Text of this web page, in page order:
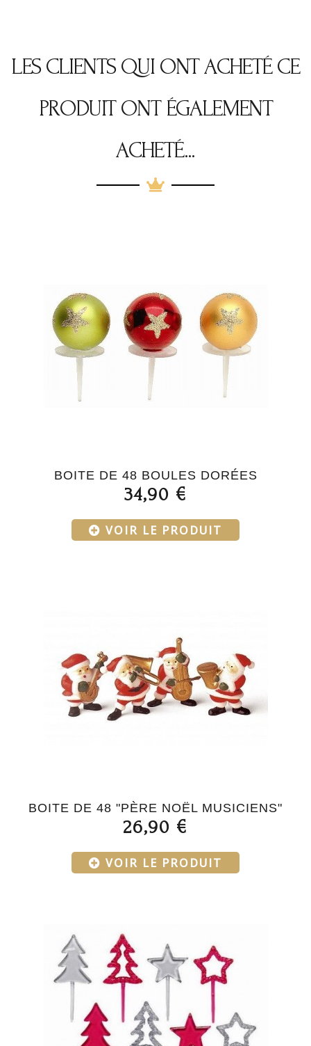
LES CLIENTS QUI ONT ACHETÉ CE
PRODUIT ONT ÉGALEMENT
ACHETÉ...
BOITE DE 48 BOULES DORÉES
34,90 €
VOIR LE PRODUIT
BOITE DE 48 "PÈRE NOËL MUSICIENS"
26,90 €
VOIR LE PRODUIT